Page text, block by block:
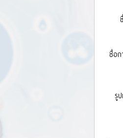
ชื่อ
รู